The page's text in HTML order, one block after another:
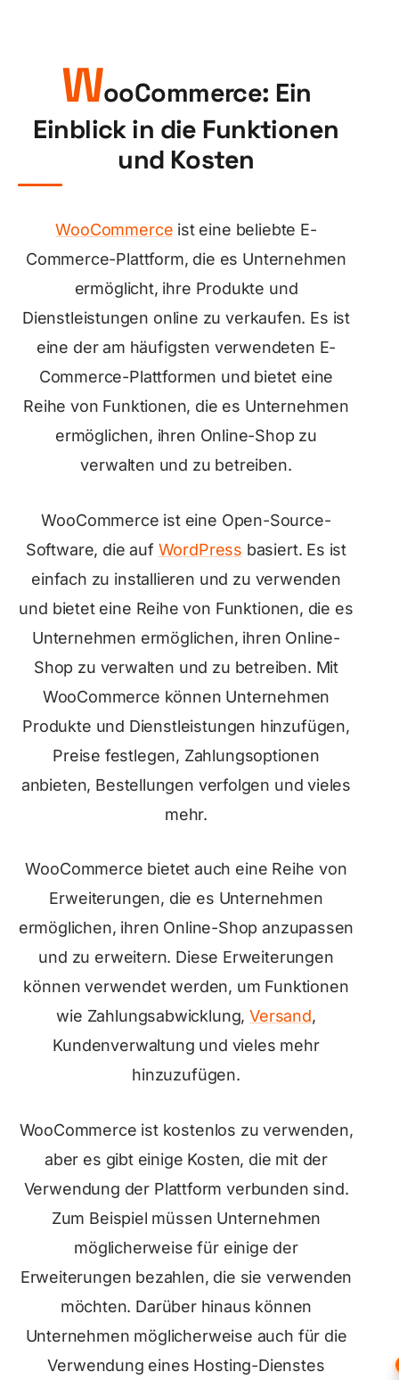
WooCommerce: Ein
Einblick in die Funktionen
und Kosten
WooCommerce ist eine beliebte E-
Commerce-Plattform, die es Unternehmen
ermöglicht, ihre Produkte und
Dienstleistungen online zu verkaufen. Es ist
eine der am häufigsten verwendeten E-
Commerce-Plattformen und bietet eine
Reihe von Funktionen, die es Unternehmen
ermöglichen, ihren Online-Shop zu
verwalten und zu betreiben.
WooCommerce ist eine Open-Source-
Software, die auf WordPress basiert. Es ist
einfach zu installieren und zu verwenden
und bietet eine Reihe von Funktionen, die es
Unternehmen ermöglichen, ihren Online-
Shop zu verwalten und zu betreiben. Mit
WooCommerce können Unternehmen
Produkte und Dienstleistungen hinzufügen,
Preise festlegen, Zahlungsoptionen
anbieten, Bestellungen verfolgen und vieles
mehr.
WooCommerce bietet auch eine Reihe von
Erweiterungen, die es Unternehmen
ermöglichen, ihren Online-Shop anzupassen
und zu erweitern. Diese Erweiterungen
können verwendet werden, um Funktionen
wie Zahlungsabwicklung,Versand,
Kundenverwaltung und vieles mehr
hinzuzufügen.
WooCommerce ist kostenlos zu verwenden,
aber es gibt einige Kosten, die mit der
Verwendung der Plattform verbunden sind.
Zum Beispiel müssen Unternehmen
möglicherweise für einige der
Erweiterungen bezahlen, die sie verwenden
möchten. Darüber hinaus können
Unternehmen möglicherweise auch für die
Verwendung eines Hosting-Dienstes